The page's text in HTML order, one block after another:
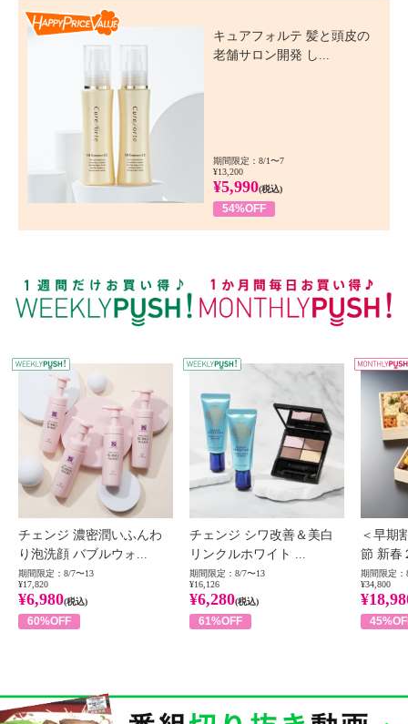
キュアフォルテ 髪と頭皮の
老舗サロン開発 し...
期間限定：8/1〜7
¥13,200
¥5,990(税込)
54%OFF
WEEKLY PUSH
チェンジ 濃密潤いふんわ
り泡洗顔 バブルウォ...
期間限定：8/7〜13
¥17,820
¥6,980(税込)
60%OFF
チェンジ シワ改善＆美白
リンクルホワイト ...
期間限定：8/7〜13
¥16,126
¥6,280(税込)
61%OFF
＜早期
節 新春
期間限定：
¥34,800